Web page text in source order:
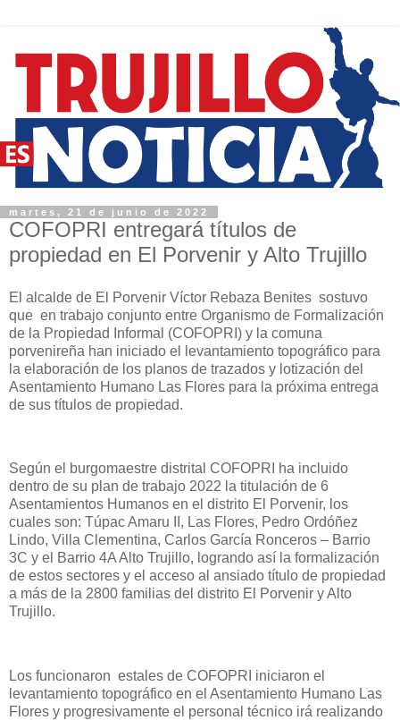
martes, 21 de junio de 2022
COFOPRI entregará títulos de
propiedad en El Porvenir y Alto Trujillo
El alcalde de El Porvenir Víctor Rebaza Benites sostuvo
que en trabajo conjunto entre Organismo de Formalización
de la Propiedad Informal (COFOPRI) y la comuna
porvenireña han iniciado el levantamiento topográfico para
la elaboración de los planos de trazados y lotización del
Asentamiento Humano Las Flores para la próxima entrega
de sus títulos de propiedad.
Según el burgomaestre distrital COFOPRI ha incluido
dentro de su plan de trabajo 2022 la titulación de 6
Asentamientos Humanos en el distrito El Porvenir, los
cuales son: Túpac Amaru II, Las Flores, Pedro Ordóñez
Lindo, Villa Clementina, Carlos García Ronceros – Barrio
3C y el Barrio 4A Alto Trujillo, logrando así la formalización
de estos sectores y el acceso al ansiado título de propiedad
a más de la 2800 familias del distrito El Porvenir y Alto
Trujillo.
Los funcionaron estales de COFOPRI iniciaron el
levantamiento topográfico en el Asentamiento Humano Las
Flores y progresivamente el personal técnico irá realizando